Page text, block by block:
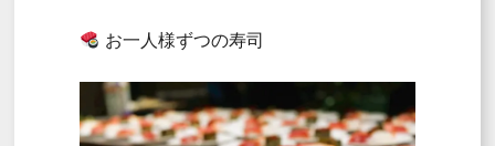
お一人様ずつの寿司